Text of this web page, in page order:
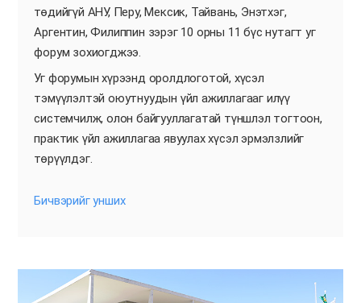
төдийгүй АНУ, Перу, Мексик, Тайвань, Энэтхэг,
Аргентин, Филиппин зэрэг 10 орны 11 бүс нутагт уг
форум зохиогджээ.
Уг форумын хүрээнд оролдлоготой, хүсэл
тэмүүлэлтэй оюутнуудын үйл ажиллагааг илүү
системчилж, олон байгууллагатай түншлэл тогтоон,
практик үйл ажиллагаа явуулах хүсэл эрмэлзлийг
төрүүлдэг.
Бичвэрийг унших